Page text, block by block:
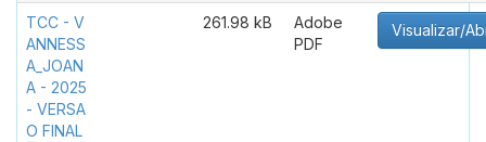
TCC - V
ANNESS
A_JOAN
A - 2025
- VERSA
O FINAL
261.98 kB
Adobe
PDF
Visualizar/